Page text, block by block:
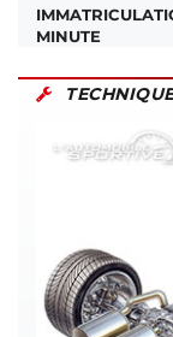
MINUTE